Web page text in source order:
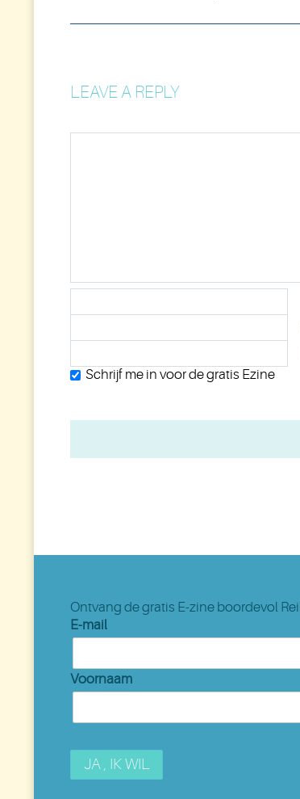
LEAVE A REPLY
Schrijf me in voor de gratis Ezine
Ontvang de gratis E-zine boordevol
E-mail
Voornaam